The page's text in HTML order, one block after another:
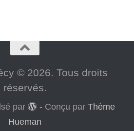
© 2026. Tous droits
réservés.
par - Conçu par Thème
Hueman